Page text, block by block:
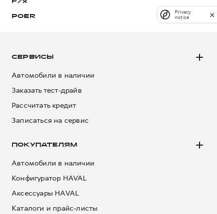
F7x
POER
СЕРВИСЫ
Автомобили в наличии
Заказать тест-драйв
Рассчитать кредит
Записаться на сервис
ПОКУПАТЕЛЯМ
Автомобили в наличии
Конфигуратор HAVAL
Аксессуары HAVAL
Каталоги и прайс-листы
Privacy
notice